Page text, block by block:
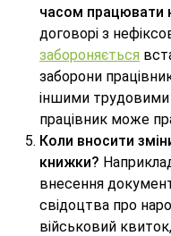
часом працювати
договорі з
забороняється
заборони
іншими
працівник може
Коли вносити
книжки?
внесення
свідоцтва про
військовий